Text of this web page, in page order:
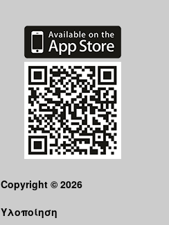
Copyright © 2026
Υλοποίηση